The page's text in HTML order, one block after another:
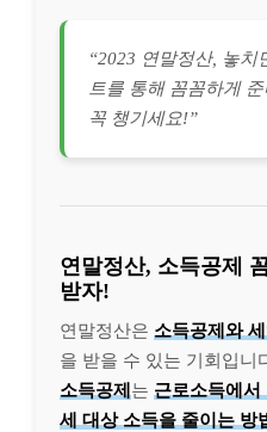
“2023 연말정산, 놓
트를 통해 꼼꼼하게
꼭 챙기세요!”
연말정산, 소득공제
받자!
연말정산은 소득공제와 세
을 받을 수 있는 기회입니
소득공제 는 근로소득에서
세 대상 소득을 줄이는 방